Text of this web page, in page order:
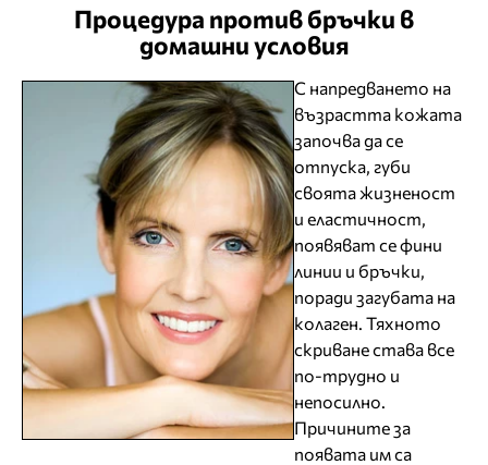
Процедура против бръчки в
домашни условия
С напредването на
възрастта кожата
започва да се
отпуска, губи
своята жизненост
и еластичност,
появяват се фини
линии и бръчки,
поради загубата на
колаген. Тяхното
скриване става все
по-трудно и
непосилно.
Причините за
появата им са